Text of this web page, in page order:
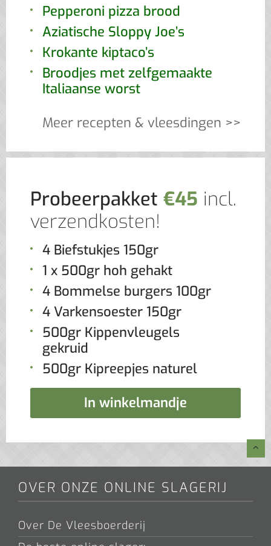
Pepperoni pizza brood
Aziatische Sloppy Joe’s
Krokante kiptaco’s
Broodjes met zelfgemaakte
Italiaanse worst
Meer recepten & vleesdingen >>
Probeerpakket €45 incl.
verzendkosten!
4 Biefstukjes 150gr
1 x 500gr hoh gehakt
4 Bommelse burgers 100gr
4 Varkensoester 150gr
500gr Kippenvleugels
gekruid
500gr Kipreepjes naturel
In winkelmandje
OVER ONZE ONLINE SLAGERIJ
Over De Vleesboerderij